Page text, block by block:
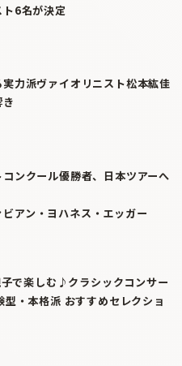
6名が決定
力派ヴァイオリニスト松本紘佳
ンクール優勝者、日本ツアーへ
アン・ヨハネス・エッガー
で楽しむ♪クラシックコンサー
型・本格派 おすすめセレクショ